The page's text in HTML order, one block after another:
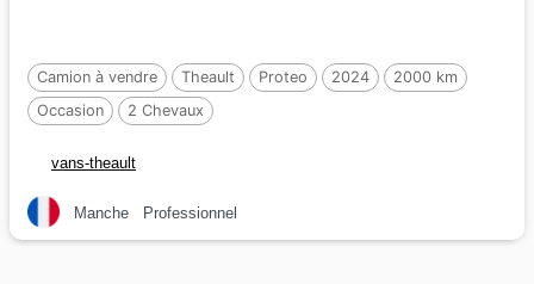
Camion à vendre Theault Proteo 2024
2000 km
Occasion
2 Chevaux
vans-theault
Manche Professionnel